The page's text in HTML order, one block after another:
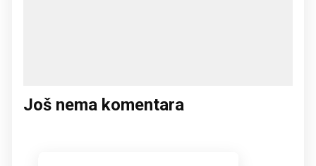
Još nema komentara